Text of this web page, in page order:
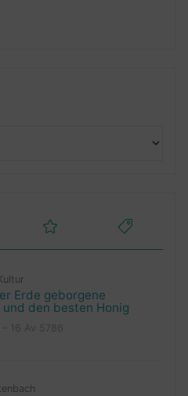
Erde geborgene
den besten Honig